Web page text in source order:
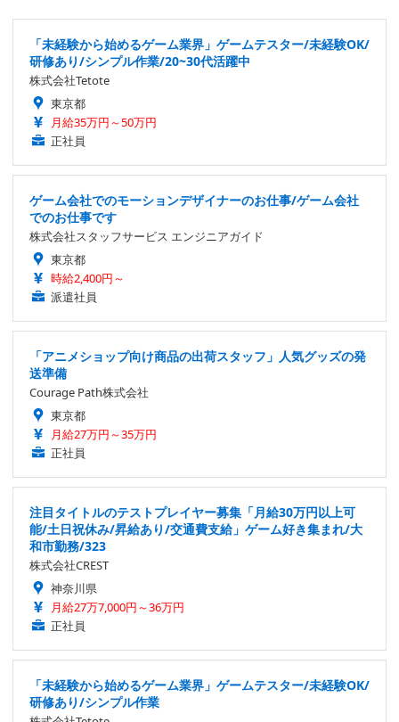
「未経験から始めるゲーム業界」ゲームテスター/未経験OK/
研修あり/シンプル作業/20~30代活躍中
株式会社Tetote
東京都
月給35万円～50万円
正社員
ゲーム会社でのモーションデザイナーのお仕事/ゲーム会社
でのお仕事です
株式会社スタッフサービス エンジニアガイド
東京都
時給2,400円～
派遣社員
「アニメショップ向け商品の出荷スタッフ」人気グッズの発
送準備
Courage Path株式会社
東京都
月給27万円～35万円
正社員
注目タイトルのテストプレイヤー募集「月給30万円以上可
能/土日祝休み/昇給あり/交通費支給」ゲーム好き集まれ/大
和市勤務/323
株式会社CREST
神奈川県
月給27万7,000円～36万円
正社員
「未経験から始めるゲーム業界」ゲームテスター/未経験OK/
研修あり/シンプル作業